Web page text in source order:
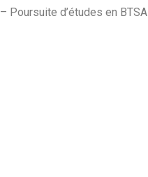
– Poursuite d’études en BTSA